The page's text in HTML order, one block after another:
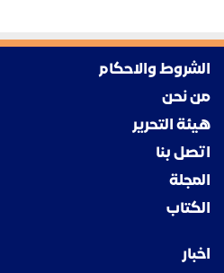
الشروط والاحكام
من نحن
هيئة التحرير
اتصل بنا
المجلة
الكتاب
اخبار